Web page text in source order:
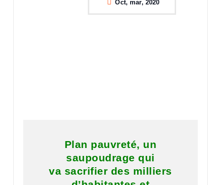
Oct, mar, 2020
Plan pauvreté, un
saupoudrage qui
va sacrifier des milliers